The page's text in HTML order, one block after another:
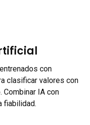
entrenados con
clasificar valores con
Combinar IA con
fiabilidad.